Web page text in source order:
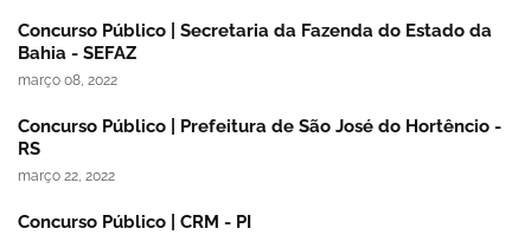
Concurso Público | Secretaria da Fazenda do Estado da
Bahia - SEFAZ
março 08, 2022
Concurso Público | Prefeitura de São José do Hortêncio -
RS
março 22, 2022
Concurso Público | CRM - PI